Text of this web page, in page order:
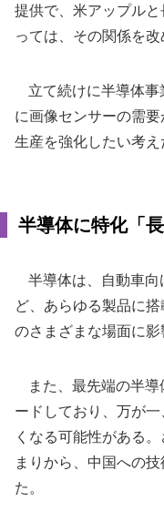
提供で、米アップル
っては、その関係を
立て続けに半導体事
に画像センサーの需
生産を強化したい考え
半導体に特化「
半導体は、自動車向
ど、あらゆる製品に
のさまざまな場面に影
また、最先端の半導
ードしており、万が
くなる可能性がある
まりから、中国への
た。